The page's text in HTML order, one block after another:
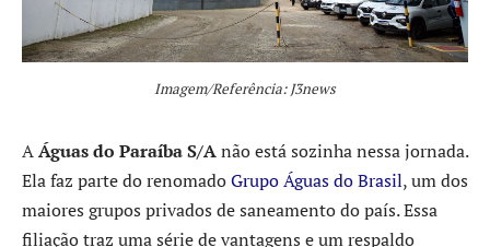
Imagem/Referência: J3news
AÁguas do Paraíba S/Anão está sozinha nessa jornada.
Ela faz parte do renomadoGrupo Águas do Brasil, um dos
maiores grupos privados de saneamento do país. Essa
filiação traz uma série de vantagens e um respaldo